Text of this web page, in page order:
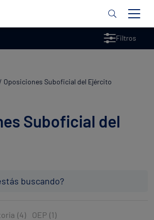
/ Oposiciones Suboficial del Ejército
Filtros
Suboficial del
(4) OEP (1)